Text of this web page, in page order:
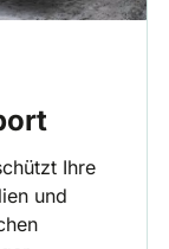
Ihre
und